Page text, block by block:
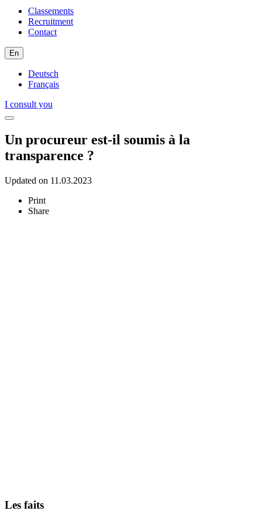
Classements
Recruitment
Contact
En
Deutsch
Français
I consult you
Un procureur est-il soumis à la
transparence ?
Updated on 11.03.2023
Print
Share
Les faits